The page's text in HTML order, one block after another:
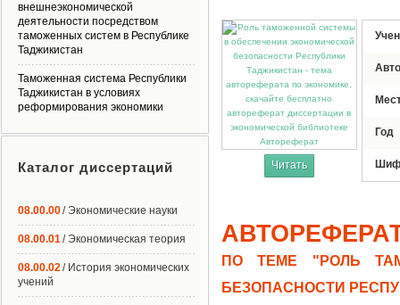
Автореферат
Читать
Год
ПО ТЕМЕ "РОЛЬ
БЕЗОПАСНОСТИ
внешнеэкономической
деятельности посредством
таможенных систем в Республике
Таджикистан
Таможенная система Республики
Таджикистан в условиях
реформирования экономики
Каталог диссертаций
08.00.00/ Экономические науки
08.00.01/ Экономическая теория
08.00.02/ История экономических
учений